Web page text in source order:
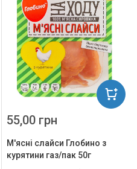
М'ясні слайси Глобино з
курятини газ/пак 50г
55,00 грн